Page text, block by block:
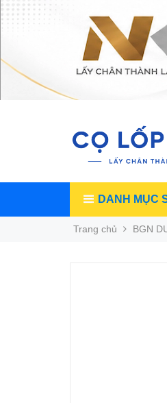
DANH MỤC
Trang chủ BGN